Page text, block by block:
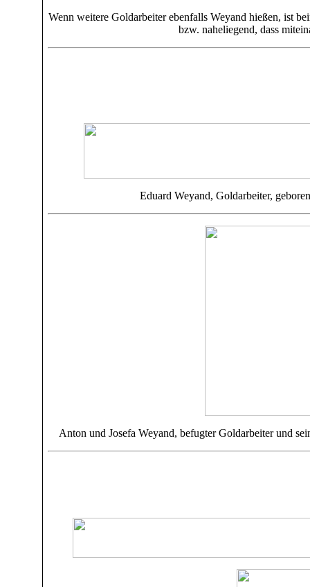
Wenn weitere Goldarbeiter ebenfalls Weyand hießen, ist
bzw. naheliegend, dass
Eduard Weyand, Goldarbeiter,
Anton und Josefa Weyand, befugterGoldarbeiter und